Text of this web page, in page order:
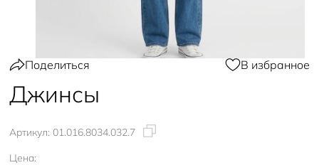
Поделиться В избранное
Джинсы
Артикул: 01.016.8034.032.7
Цена: